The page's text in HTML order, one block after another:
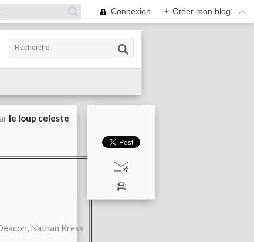
Connexion + Créer mon blog
le loup celeste
Nathan Kress